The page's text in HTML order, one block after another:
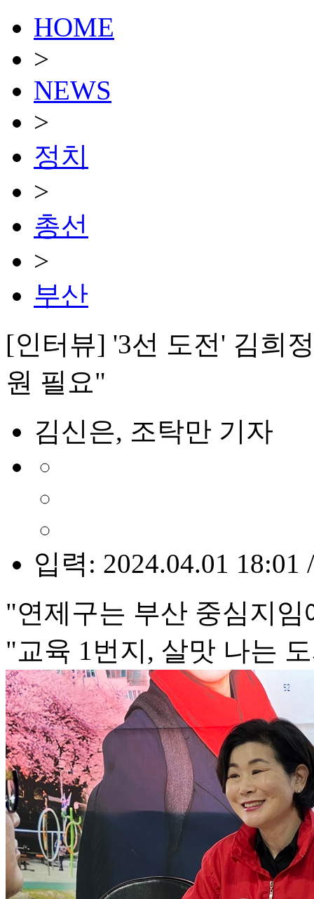
HOME
>
NEWS
>
정치
>
총선
>
부산
[인터뷰] '3선 도전' 김희
원 필요"
김신은, 조탁만 기자
입력: 2024.04.01 18:01
"연제구는 부산 중심지
"교육 1번지, 살맛 나는